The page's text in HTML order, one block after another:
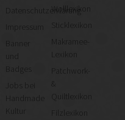
Datenschutzerklärung
Kultur
Wolllexikon
Sticklexikon
Makramee-
Lexikon
Patchwork-
&
Quiltlexikon
Filzlexikon